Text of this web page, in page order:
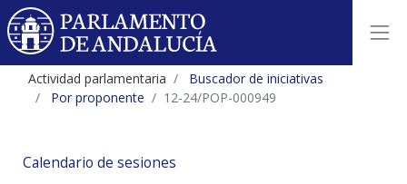
Actividad parlamentaria
Buscador de iniciativas
Por proponente
12-24/POP-000949
Calendario de sesiones